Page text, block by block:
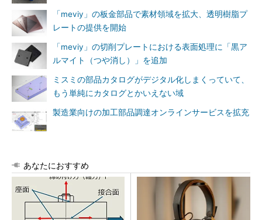
「meviy」の板金部品で素材領域を拡大、透明樹脂プ
レートの提供を開始
「meviy」の切削プレートにおける表面処理に「黒ア
ルマイト（つや消し）」を追加
ミスミの部品カタログがデジタル化しまくっていて、
もう単純にカタログとかいえない域
製造業向けの加工部品調達オンラインサービスを拡充
あなたにおすすめ